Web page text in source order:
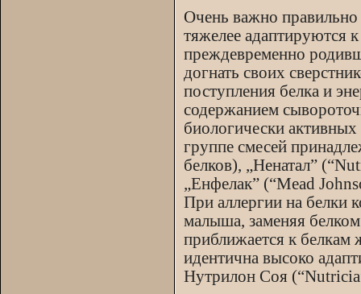
Очень важно правильно
тяжелее адаптируются
преждевременно
догнать своих
поступления белка и
содержанием
биологически
группе смесей
белков), „Ненатал”
„Енфелак” (“Mead
При аллергии на белки
малыша, заменяя
приближается к белкам
идентична высоко
Нутрилон Соя